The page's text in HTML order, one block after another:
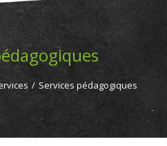
/ Services pédagogiques